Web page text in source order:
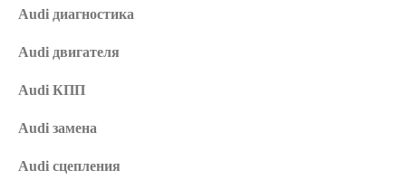
Audi диагностика
Audi двигателя
Audi КПП
Audi замена
Audi сцепления